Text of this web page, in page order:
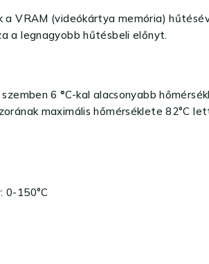
a VRAM (videókártya memória)
a legnagyobb hűtésbeli előnyt.
6°C-kal alacsonyabb
maximális hőmérséklete 82°C
0-150°C